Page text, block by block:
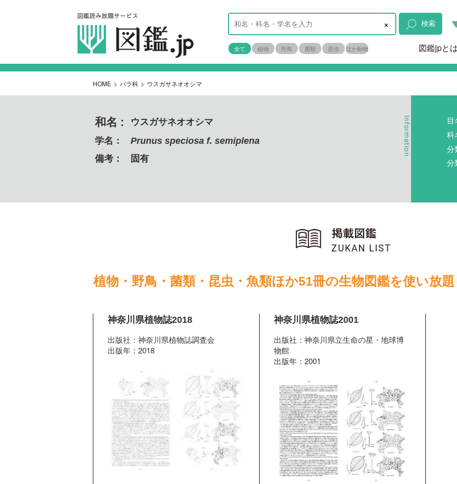
× 検索
全て 植物 野鳥 菌類 昆虫 ほか動物 図鑑jpと
HOME > バラ科 > ウスガサネオオシマ
和名 :
ウスガサネオオシマ
学名：
Prunus speciosa f. semiplena
備考：
固有
科
分
分
植物・野鳥・菌類・昆虫・魚類ほか51冊の生物図鑑を使い放題
神奈川県植物誌2018
出版社：神奈川県植物誌調査会
出版年：2018
神奈川県植物誌2001
出版社：神奈川県立生命の星・地球博
物館
出版年：2001